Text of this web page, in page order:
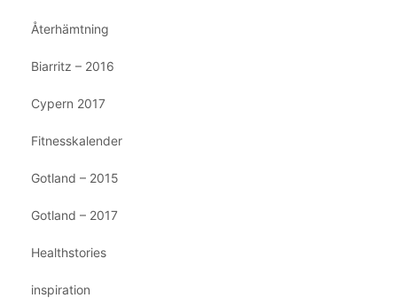
Återhämtning
Biarritz – 2016
Cypern 2017
Fitnesskalender
Gotland – 2015
Gotland – 2017
Healthstories
inspiration